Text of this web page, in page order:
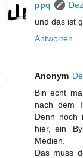
ppq
und das ist
Antworten
Anonym
Bin echt
nach dem
Denn noch
hier, ein
Medien.
Das muss